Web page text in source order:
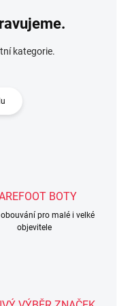
kategorie.
BOTY
pro malé i velké
objevitele